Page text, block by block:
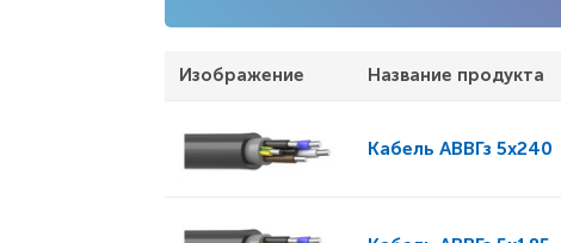
Изображение Название продукта
Кабель АВВГз 5x240